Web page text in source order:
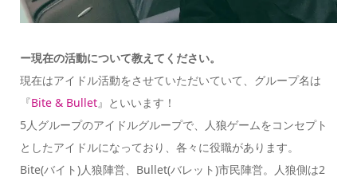
ー現在の活動について教えてください。
現在はアイドル活動をさせていただいていて、グループ名は
『Bite & Bullet』といいます！
5人グループのアイドルグループで、人狼ゲームをコンセプト
としたアイドルになっており、各々に役職があります。
Bite(バイト)人狼陣営、Bullet(バレット)市民陣営。人狼側は2